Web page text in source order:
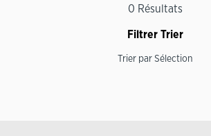
0 Résultats
Filtrer Trier
Trier parSélection